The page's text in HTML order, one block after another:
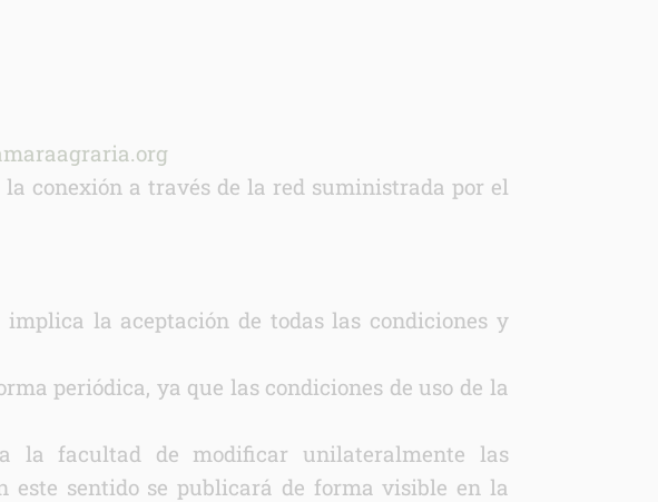
conexión a través de la red suministrada por el
la aceptación de todas las condiciones y
periódica, ya que las condiciones de uso de la
la facultad de modificar unilateralmente las
este sentido se publicará de forma visible en la